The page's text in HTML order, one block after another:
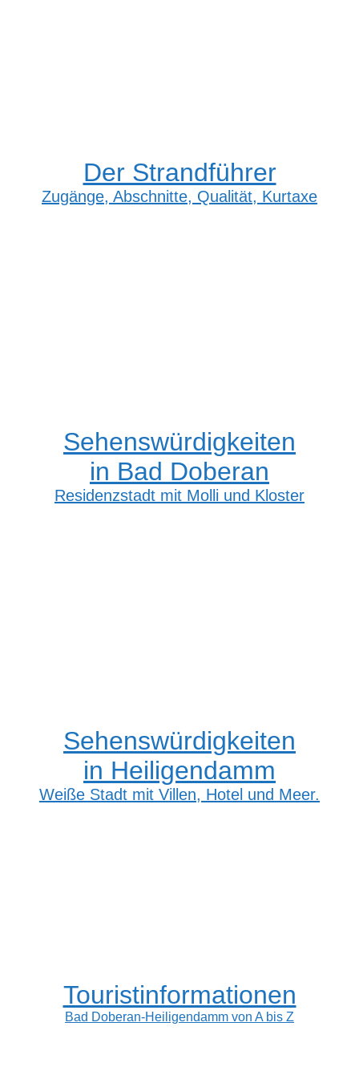
Der Strandführer
Zugänge, Abschnitte, Qualität, Kurtaxe
Sehenswürdigkeiten
in Bad Doberan
Residenzstadt mit Molli und Kloster
Sehenswürdigkeiten
in Heiligendamm
Weiße Stadt mit Villen, Hotel und Meer.
Touristinformationen
Bad Doberan-Heiligendamm von A bis Z